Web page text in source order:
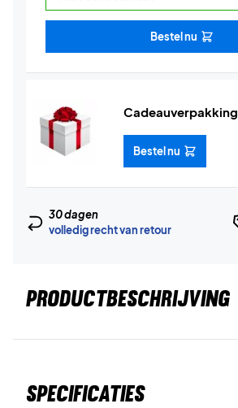
Bestel nu
Cadeauverpakking
Bestel nu
30 dagen
volledig recht van retour
PRODUCTBESCHRIJVING
Specificaties